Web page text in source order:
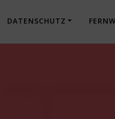
DATENSCHUTZ